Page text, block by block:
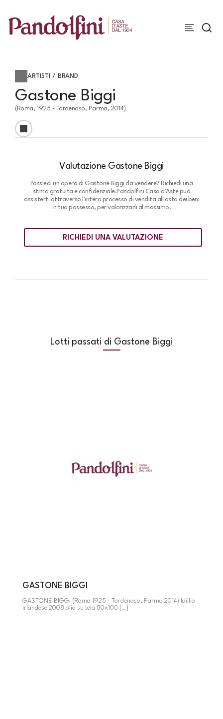
ARTISTI / BRAND
Gastone Biggi
(Roma, 1925 - Tordenaso, Parma, 2014)
Valutazione Gastone Biggi
Possiedi un'opera di Gastone Biggi da vendere? Richiedi una
stima gratuita e confidenziale.Pandolfini Casa d'Aste può
assisterti attraverso l'intero processo di vendita all'asta dei beni
in tuo possesso, per valorizzarli al massimo.
RICHIEDI UNA VALUTAZIONE
Lotti passati di Gastone Biggi
GASTONE BIGGI
GASTONE BIGGI (Roma 1925 - Tordenaso, Parma 2014) Idillio
irlandese 2008 olio su tela 80x100 [..]